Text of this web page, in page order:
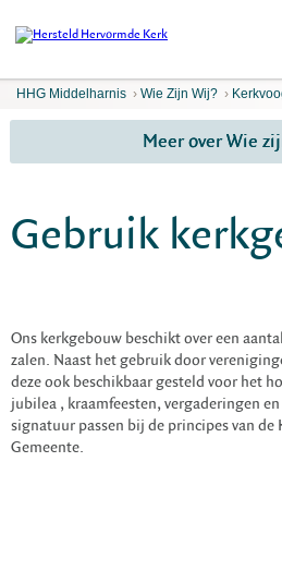
HHG Middelharnis › Wie Zijn Wij? ›
Meer over Wie
Gebruik
Ons kerkgebouw beschikt over een
zalen. Naast het gebruik door
deze ook beschikbaar gesteld voor het
jubilea , kraamfeesten, vergaderingen
signatuur passen bij de principes van de
Gemeente.